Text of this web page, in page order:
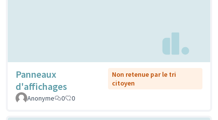
Panneaux
d'affichages
Non retenue par le tri
citoyen
Anonyme
0 0